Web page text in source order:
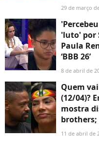
29 de março
'luto' por
Paula
‘BBB 26’
8 de abril de
Quem
(12/04)?
mostra
brothers;
11 de abril de